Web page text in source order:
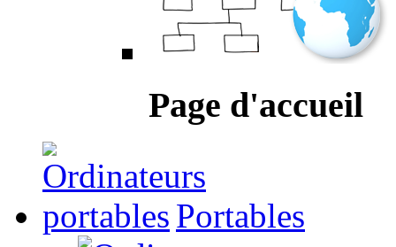
Page d'accueil
Portables